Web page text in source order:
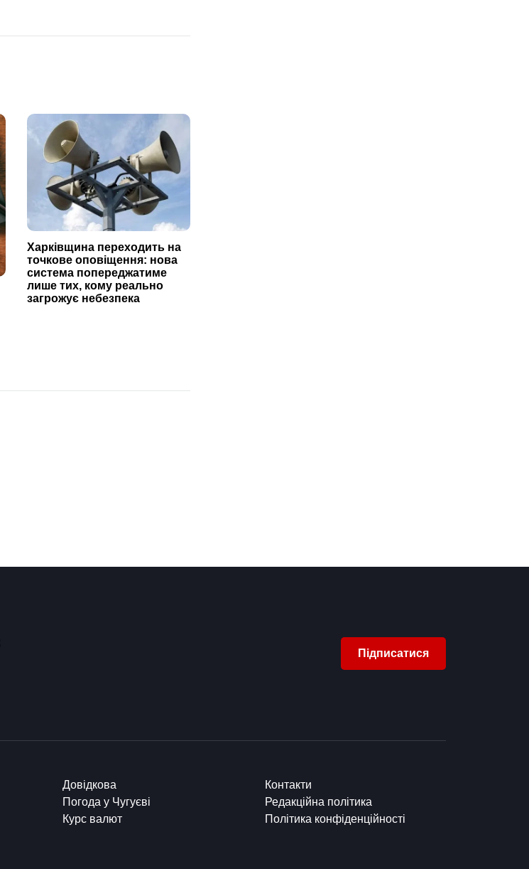
Харківщина переходить на
точкове оповіщення: нова
система попереджатиме
лише тих, кому реально
загрожує небезпека
Підписатися
Довідкова
Погода у Чугуєві
Курс валют
Контакти
Редакційна політика
Політика конфіденційності